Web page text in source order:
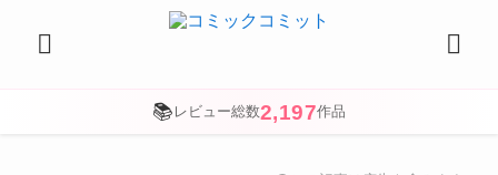
📚 レビュー総数2,197作品